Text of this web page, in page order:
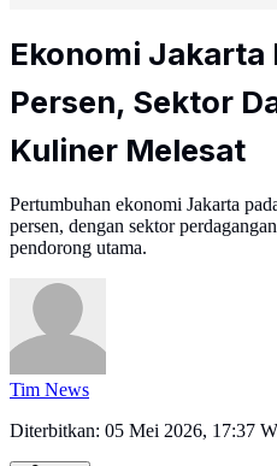
Ekonomi Jakarta
Persen, Sektor
Kuliner Melesat
Pertumbuhan ekonomi Jakarta
persen, dengan sektor
pendorong utama.
Tim News
Diterbitkan: 05 Mei 2026, 17:37